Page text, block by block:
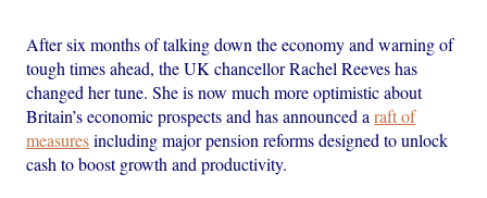
After six months of talking down the economy and warning of
tough times ahead, the UK chancellor Rachel Reeves has
changed her tune. She is now much more optimistic about
Britain’s economic prospects and has announced araft of
measuresincluding major pension reforms designed to unlock
cash to boost growth and productivity.